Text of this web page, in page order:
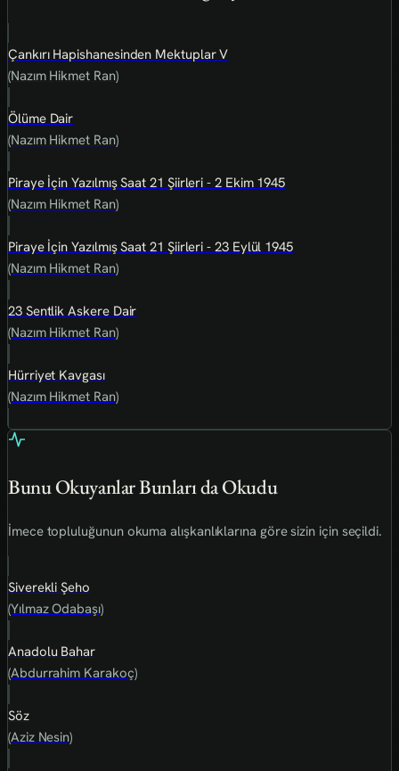
Çankırı Hapishanesinden Mektuplar V
(Nazım Hikmet Ran)
Ölüme Dair
(Nazım Hikmet Ran)
Piraye İçin Yazılmış Saat 21 Şiirleri - 2 Ekim 1945
(Nazım Hikmet Ran)
Piraye İçin Yazılmış Saat 21 Şiirleri - 23 Eylül 1945
(Nazım Hikmet Ran)
23 Sentlik Askere Dair
(Nazım Hikmet Ran)
Hürriyet Kavgası
(Nazım Hikmet Ran)
Bunu Okuyanlar Bunları da Okudu
İmece topluluğunun okuma alışkanlıklarına göre sizin için seçildi.
Siverekli Şeho
(Yılmaz Odabaşı)
Anadolu Bahar
(Abdurrahim Karakoç)
Söz
(Aziz Nesin)